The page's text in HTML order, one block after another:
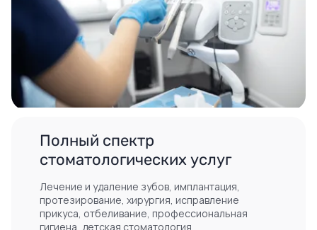
Полный спектр
стоматологических услуг
Лечение и удаление зубов, имплантация,
протезирование, хирургия, исправление
прикуса, отбеливание, профессиональная
гигиена, детская стоматология.